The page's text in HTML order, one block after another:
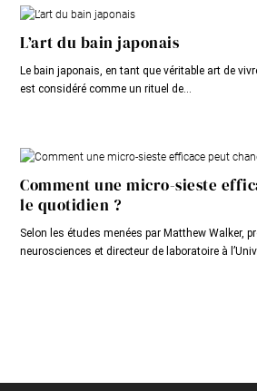
L’art du bain japonais
Le bain japonais, en tant que véritable art de
est considéré comme un rituel de...
Comment une micro-sieste
le quotidien ?
Selon les études menées par Matthew Walker,
neurosciences et directeur de laboratoire à